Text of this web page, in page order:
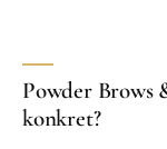
Powder Brows
konkret?